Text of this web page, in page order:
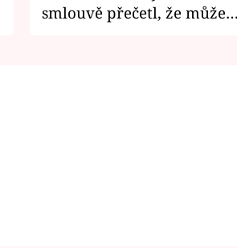
smlouvě přečetl, že může